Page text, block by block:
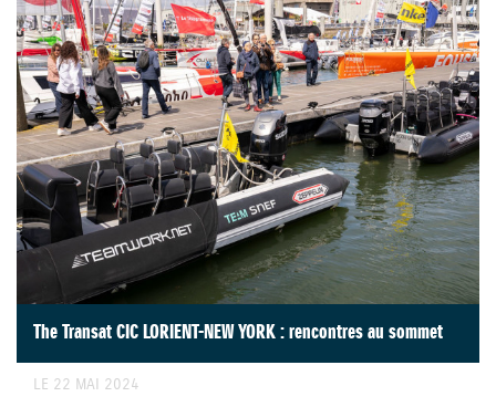
The Transat CIC LORIENT-NEW YORK : rencontres au sommet
LE 22 MAI 2024